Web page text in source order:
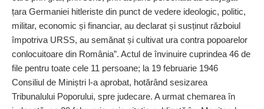
țara Germaniei hitleriste din punct de vedere ideologic, politic,
militar, economic și financiar, au declarat și susținut războiul
împotriva URSS, au semănat și cultivat ura contra popoarelor
conlocuitoare din România”. Actul de învinuire cuprindea 46 de
file pentru toate cele 11 persoane; la 19 februarie 1946
Consiliul de Miniștri l-a aprobat, hotărând sesizarea
Tribunalului Poporului, spre judecare. A urmat chemarea în